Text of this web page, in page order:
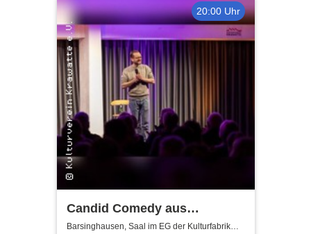
20:00 Uhr
Candid Comedy aus
Hannover - Stand Up Comedy
Barsinghausen, Saal im EG der Kulturfabrik